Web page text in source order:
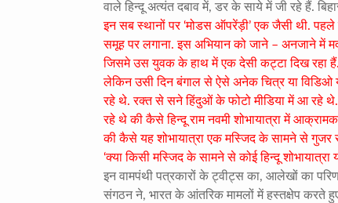
वाले हिन्दू अत्यंत दबाव में, डर के साये में जी रहे हैं.
इन सब स्थानों पर ‘मोडस ऑपरेंड़ी’ एक जैसी थी. पहले
समूह पर लगाना. इस अभियान को जाने – अनजाने में
जिसमे उस युवक के हाथ में एक देसी कट्टा दिख रहा हैं.
लेकिन उसी दिन बंगाल से ऐसे अनेक चित्र या
रहे थे. रक्त से सने हिंदुओं के फोटो मीडिया में आ रहे
रहे थे की कैसे हिन्दू राम नवमी शोभायात्रा में
की कैसे यह शोभायात्रा एक मस्जिद के सामने से गुजर
‘क्या किसी मस्जिद के सामने से कोई हिन्दू
इन वामपंथी पत्रकारों के ट्वीट्स का, आलेखों का
संगठन ने, भारत के आंतरिक मामलों में हस्तक्षेप करते